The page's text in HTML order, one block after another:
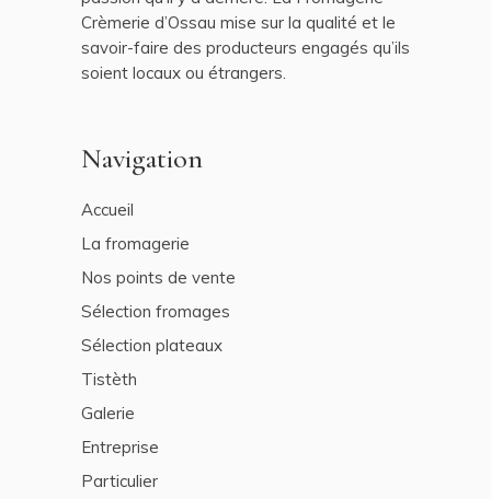
Crèmerie d’Ossau mise sur la qualité et le
savoir-faire des producteurs engagés qu’ils
soient locaux ou étrangers.
Navigation
Accueil
La fromagerie
Nos points de vente
Sélection fromages
Sélection plateaux
Tistèth
Galerie
Entreprise
Particulier